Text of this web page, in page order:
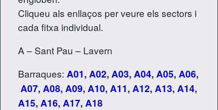
Cliqueu als enllaços per veure els sectors i
cada fitxa individual.
A – Sant Pau – Lavern
Barraques: A01, A02, A03, A04, A05, A06,
A07, A08, A09, A10, A11, A12, A13, A14,
A15, A16, A17, A18